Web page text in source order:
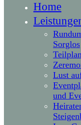
Home
Sorglos
Lust
und